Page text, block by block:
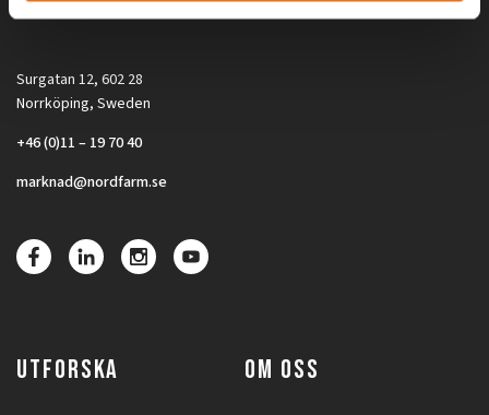
Surgatan 12, 602 28
Norrköping, Sweden
+46 (0)11 – 19 70 40
marknad@nordfarm.se
UTFORSKA OM OSS